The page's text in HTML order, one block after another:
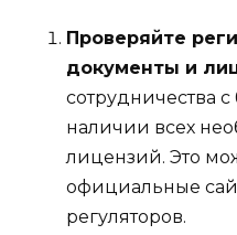
Проверяйте
документы и
сотрудничества
наличии всех
лицензий. Это
официальные
регуляторов.